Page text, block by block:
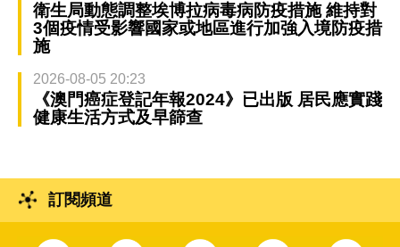
衛生局動態調整埃博拉病毒病防疫措施 維持對
3個疫情受影響國家或地區進行加強入境防疫措
施
2026-08-05 20:23
《澳門癌症登記年報2024》已出版 居民應實踐
健康生活方式及早篩查
訂閱頻道